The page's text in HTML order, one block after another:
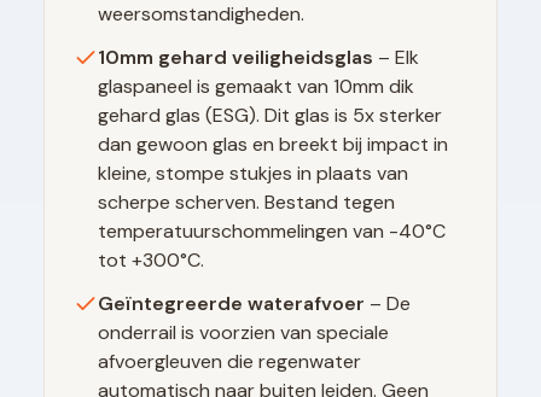
weersomstandigheden.
10mm gehard veiligheidsglas – Elk
glaspaneel is gemaakt van 10mm dik
gehard glas (ESG). Dit glas is 5x sterker
dan gewoon glas en breekt bij impact in
kleine, stompe stukjes in plaats van
scherpe scherven. Bestand tegen
temperatuurschommelingen van -40°C
tot +300°C.
Geïntegreerde waterafvoer – De
onderrail is voorzien van speciale
afvoergleuven die regenwater
automatisch naar buiten leiden. Geen